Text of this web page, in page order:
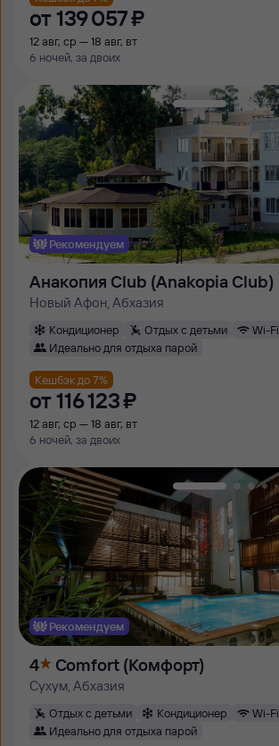
от 139 ⁠057 ⁠₽
12 авг, ср — 18 авг, вт
6 ночей, за двоих
Рекомендуем
Анакопия Club (Anakopia Club)
Новый Афон, Абхазия
Кондиционер Отдых с детьми
Wi-Fi
Идеально для отдыха парой
Кешбэк до 7%
от 116 ⁠123 ⁠₽
12 авг, ср — 18 авг, вт
6 ночей, за двоих
Рекомендуем
4 Comfort (Комфорт)
Сухум, Абхазия
Отдых с детьми Кондиционер
Wi-Fi
Идеально для отдыха парой